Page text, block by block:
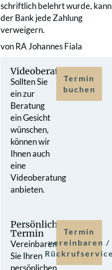
schriftlich belehrt wurde, kann
der Bank jede Zahlung
verweigern.
von RA Johannes Fiala
Videoberatung
Sollten Sie
ein zur
Beratung
ein Gesicht
wünschen,
können wir
Ihnen auch
eine
Videoberatung
anbieten.
Termin
buchen
Persönlicher
Termin
Vereinbaren
Sie Ihren
persönlichen
Termin
vereinbaren /